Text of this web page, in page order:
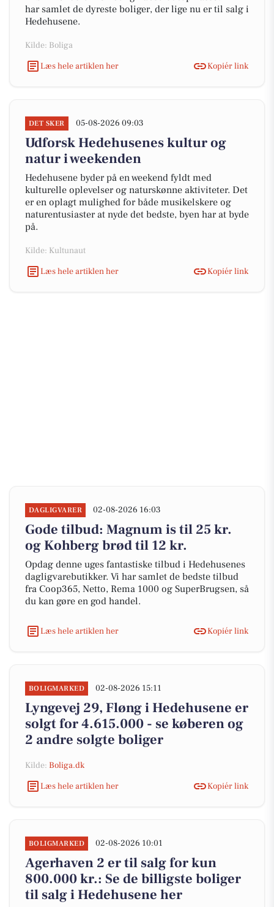
har samlet de dyreste boliger, der lige nu er til salg i
Hedehusene.
Kilde: Boliga
Læs hele artiklen her
Kopiér link
DET SKER 05-08-2026 09:03
Udforsk Hedehusenes kultur og
natur i weekenden
Hedehusene byder på en weekend fyldt med
kulturelle oplevelser og naturskønne aktiviteter. Det
er en oplagt mulighed for både musikelskere og
naturentusiaster at nyde det bedste, byen har at byde
på.
Kilde: Kultunaut
Læs hele artiklen her
Kopiér link
DAGLIGVARER 02-08-2026 16:03
Gode tilbud: Magnum is til 25 kr.
og Kohberg brød til 12 kr.
Opdag denne uges fantastiske tilbud i Hedehusenes
dagligvarebutikker. Vi har samlet de bedste tilbud
fra Coop365, Netto, Rema 1000 og SuperBrugsen, så
du kan gøre en god handel.
Læs hele artiklen her Kopiér link
BOLIGMARKED 02-08-2026 15:11
Lyngevej 29, Fløng i Hedehusene er
solgt for 4.615.000 - se køberen og
2 andre solgte boliger
Kilde: Boliga.dk
Læs hele artiklen her
Kopiér link
BOLIGMARKED 02-08-2026 10:01
Agerhaven 2 er til salg for kun
800.000 kr.: Se de billigste boliger
til salg i Hedehusene her